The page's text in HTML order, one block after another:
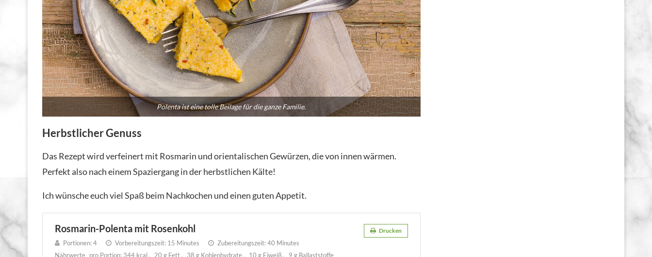
Polenta ist eine tolle Beilage für die ganze Familie.
Herbstlicher Genuss
Das Rezept wird verfeinert mit Rosmarin und orientalischen Gewürzen, die von innen wärmen.
Perfekt also nach einem Spaziergang in der herbstlichen Kälte!
Ich wünsche euch viel Spaß beim Nachkochen und einen guten Appetit.
Rosmarin-Polenta mit Rosenkohl Drucken
Portionen:4 Vorbereitungszeit: 15 Minutes Zubereitungszeit:40 Minutes
Nährwerte pro Portion: 344 kcal 20 g Fett 38 g Kohlenhydrate 10 g Eiweiß 9 g Ballaststoffe